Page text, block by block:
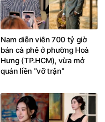
Nam diễn viên 700 tỷ giờ
bán cà phê ở phường Hoà
Hưng (TP.HCM), vừa mở
quán liền "vỡ trận"